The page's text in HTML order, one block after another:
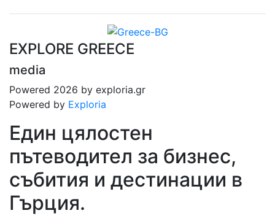
EXPLORE GREECE
media
Powered 2026 by exploria.gr
Powered by Exploria
Един цялостен
пътеводител за бизнес,
събития и дестинации в
Гърция.